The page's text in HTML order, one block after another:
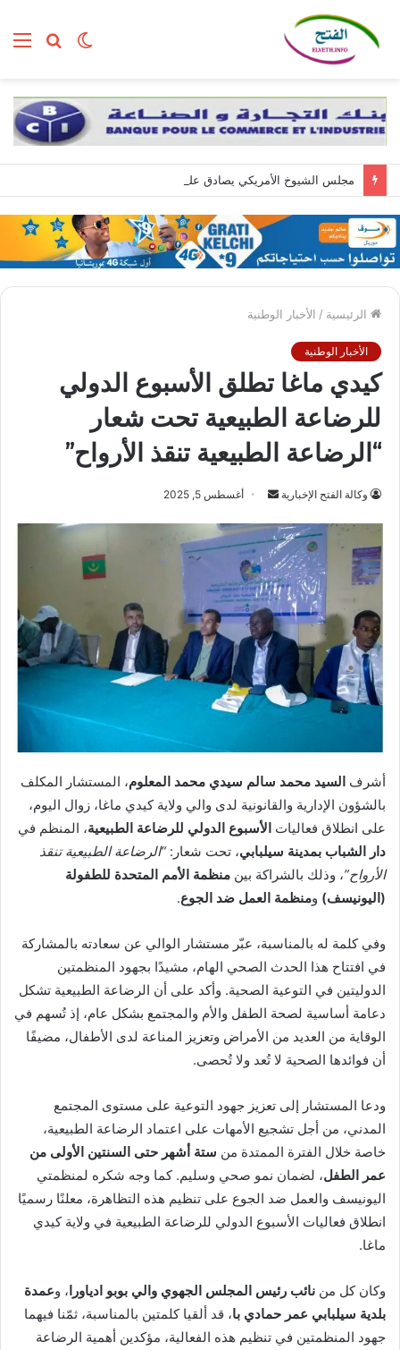
بحث الوضع
مجلس الشيوخ الأمريكي يصادق على تعيين تود بلانش وزيرا للعدل
الرئيسية / الأخبار الوطنية
الأخبار الوطنية
كيدي ماغا تطلق الأسبوع الدولي
للرضاعة الطبيعية تحت شعار
“الرضاعة الطبيعية تنقذ الأرواح”
وكالة الفتح الإخبارية
أرسل
إلكترونيا
أغسطس 5, 2025
أشرف السيد محمد سالم سيدي محمد المعلوم، المستشار المكلف
بالشؤون الإدارية والقانونية لدى والي ولاية كيدي ماغا، زوال اليوم،
على انطلاق فعاليات الأسبوع الدولي للرضاعة الطبيعية، المنظم في
دار الشباب بمدينة سيلبابي، تحت شعار:“الرضاعة الطبيعية تنقذ
الأرواح”، وذلك بالشراكة بين منظمة الأمم المتحدة للطفولة
(اليونيسف) ومنظمة العمل ضد الجوع.
وفي كلمة له بالمناسبة، عبّر مستشار الوالي عن سعادته بالمشاركة
في افتتاح هذا الحدث الصحي الهام، مشيدًا بجهود المنظمتين
الدوليتين في التوعية الصحية. وأكد على أن الرضاعة الطبيعية تشكل
دعامة أساسية لصحة الطفل والأم والمجتمع بشكل عام، إذ تُسهم في
الوقاية من العديد من الأمراض وتعزيز المناعة لدى الأطفال، مضيفًا
أن فوائدها الصحية لا تُعد ولا تُحصى.
ودعا المستشار إلى تعزيز جهود التوعية على مستوى المجتمع
المدني، من أجل تشجيع الأمهات على اعتماد الرضاعة الطبيعية،
خاصة خلال الفترة الممتدة من ستة أشهر حتى السنتين الأولى من
عمر الطفل، لضمان نمو صحي وسليم. كما وجه شكره لمنظمتي
اليونيسف والعمل ضد الجوع على تنظيم هذه التظاهرة، معلنًا رسميًا
انطلاق فعاليات الأسبوع الدولي للرضاعة الطبيعية في ولاية كيدي
ماغا.
وكان كل من نائب رئيس المجلس الجهوي والي بوبو ادياورا، وعمدة
بلدية سيلبابي عمر حمادي با، قد ألقيا كلمتين بالمناسبة، ثمّنا فيهما
جهود المنظمتين في تنظيم هذه الفعالية، مؤكدين أهمية الرضاعة